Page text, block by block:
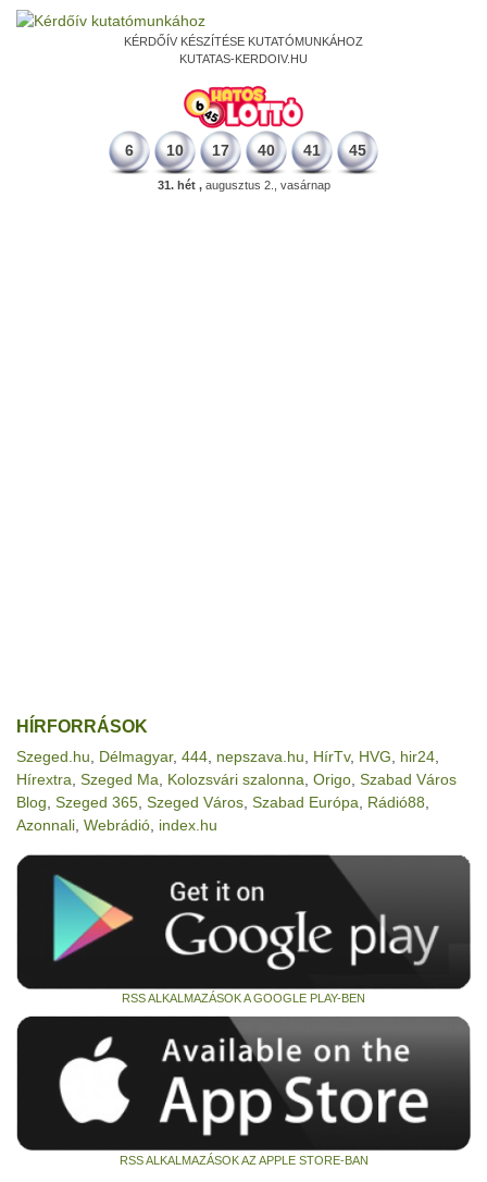
KÉRDŐÍV KÉSZÍTÉSE KUTATÓMUNKÁHOZ
KUTATAS-KERDOIV.HU
6 10 17 40 41 45
31. hét ,augusztus 2., vasárnap
HÍRFORRÁSOK
Szeged.hu Délmagyar, 444 nepszava.hu HírTv, HVG hir24
Hírextra Szeged Ma Kolozsvári szalonna Origo Szabad Város
Blog Szeged 365 Szeged Város Szabad Európa Rádió88
Azonnali Webrádió index.hu
RSS ALKALMAZÁSOK A GOOGLE PLAY-BEN
RSS ALKALMAZÁSOK AZ APPLE STORE-BAN